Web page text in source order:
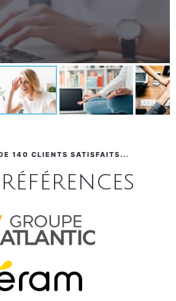
140 CLIENTS SATISFAITS...